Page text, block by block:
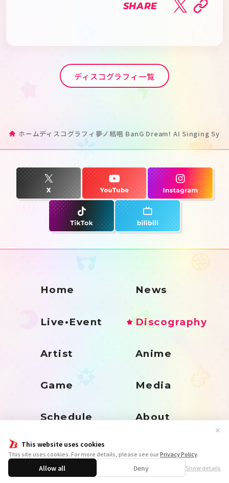
This website uses cookies
This site uses cookies. For more details, please see ourPrivacy Policy.
Allow all Deny Show details
✕
SHARE
ディスコグラフィ一覧
ホームディスコグラフィ 夢ノ結唱 BanG Dream! AI Singing
Home News
Live•Event Discography
Artist Anime
Game Media
Schedule About
Goods